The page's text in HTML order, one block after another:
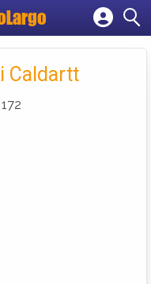
empresa
Caldartt
172